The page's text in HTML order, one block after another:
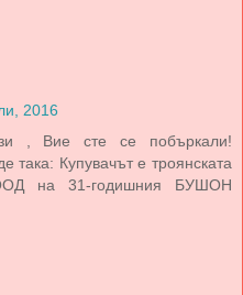
2016
, Вие сте се побъркали!
така: Купувачът е троянската
на 31-годишния БУШОН